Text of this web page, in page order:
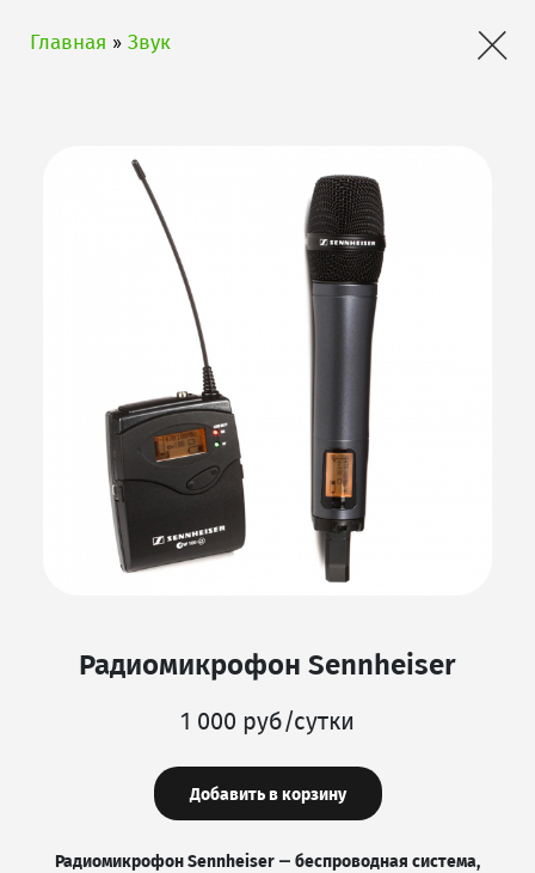
Главная » Звук ×
Радиомикрофон Sennheiser
1 000 руб/сутки
Добавить в корзину
Радиомикрофон Sennheiser — беспроводная система,